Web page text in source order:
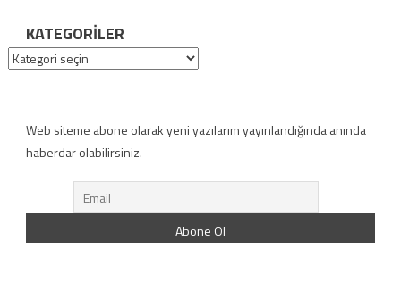
KATEGORILER
Kategoriler
Web siteme abone olarak yeni yazılarım yayınlandığında anında
haberdar olabilirsiniz.